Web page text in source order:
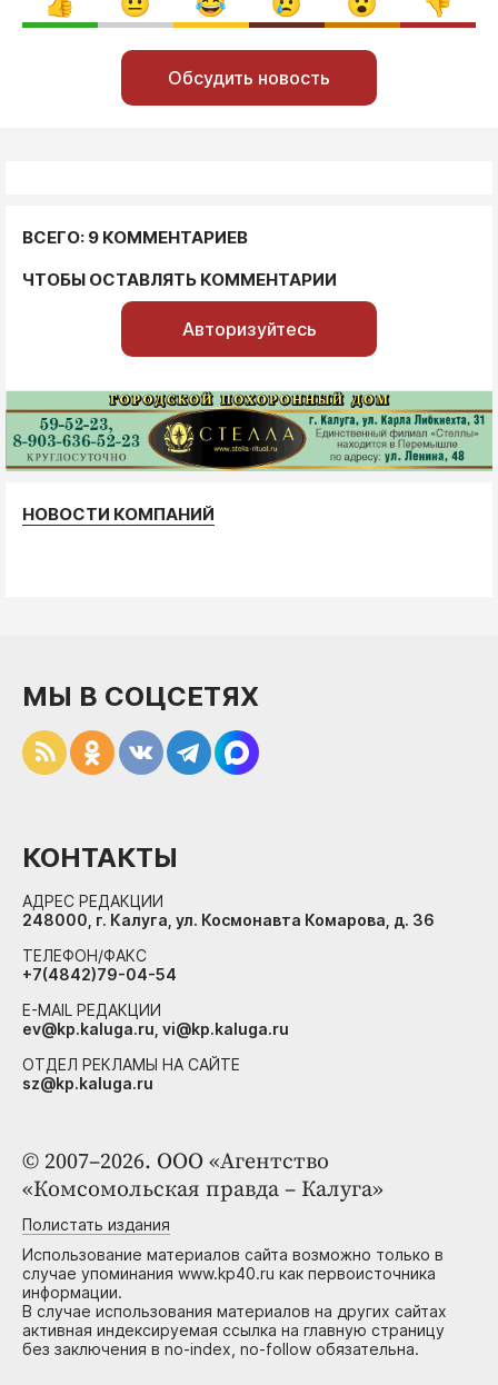
Обсудить новость
ВСЕГО: 9 КОММЕНТАРИЕВ
ЧТОБЫ ОСТАВЛЯТЬ КОММЕНТАРИИ
Авторизуйтесь
НОВОСТИ КОМПАНИЙ
© 2007–2026. ООО «Агентство
«Комсомольская правда – Калуга»
Полистать издания
Использование материалов сайта возможно только в
случае упоминания www.kp40.ru как первоисточника
информации.
В случае использования материалов на других сайтах
активная индексируемая ссылка на главную страницу
без заключения в no-index, no-follow обязательна.
МЫ В СОЦСЕТЯХ
КОНТАКТЫ
АДРЕС РЕДАКЦИИ
248000, г. Калуга, ул. Космонавта Комарова, д. 36
ТЕЛЕФОН/ФАКС
+7(4842)79-04-54
E-MAIL РЕДАКЦИИ
ev@kp.kaluga.ru, vi@kp.kaluga.ru
ОТДЕЛ РЕКЛАМЫ НА САЙТЕ
sz@kp.kaluga.ru